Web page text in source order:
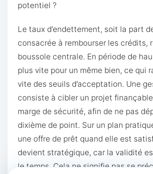
potentiel ?
Le taux d’endettement, soit la part
consacrée à rembourser les crédits,
boussole centrale. En période de
plus vite pour un même bien, ce qui
vite des seuils d’acceptation. Une
consiste à cibler un projet
marge de sécurité, afin de ne pas
dixième de point. Sur un plan
une offre de prêt quand elle est
devient stratégique, car la validité
le temps. Cela ne signifie pas se